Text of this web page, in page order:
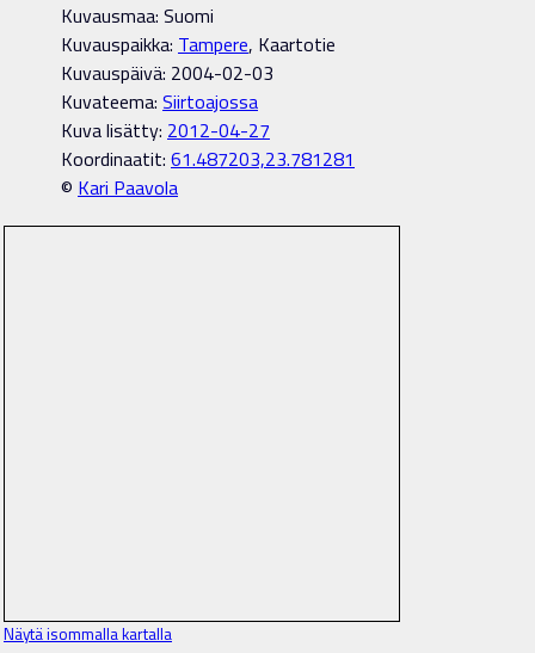
Kuvausmaa: Suomi
Kuvauspaikka: Tampere, Kaartotie
Kuvauspäivä: 2004-02-03
Kuvateema: Siirtoajossa
Kuva lisätty: 2012-04-27
Koordinaatit: 61.487203,23.781281
© Kari Paavola
Näytä isommalla kartalla